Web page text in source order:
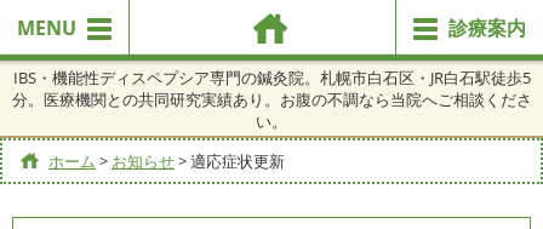
MENU 診療案内
IBS・機能性ディスペプシア専門の鍼灸院。札幌市白石区・JR白石駅徒歩5
分。医療機関との共同研究実績あり。お腹の不調なら当院へご相談くださ
い。
ホーム > お知らせ>適応症状更新